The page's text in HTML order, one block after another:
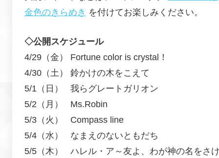
金色のきらめき を付けてお楽しみください。
◇公開スケジュール
4/29（金） Fortune color is crystal！
4/30（土） 鈴かけの木をこえて
5/1（日） 我らグレートガリオン
5/2（月） Ms.Robin
5/3（火） Compass line
5/4（水） なまえのないともだち
5/5（木） ハレル・ア～友よ、わが神の名をさ